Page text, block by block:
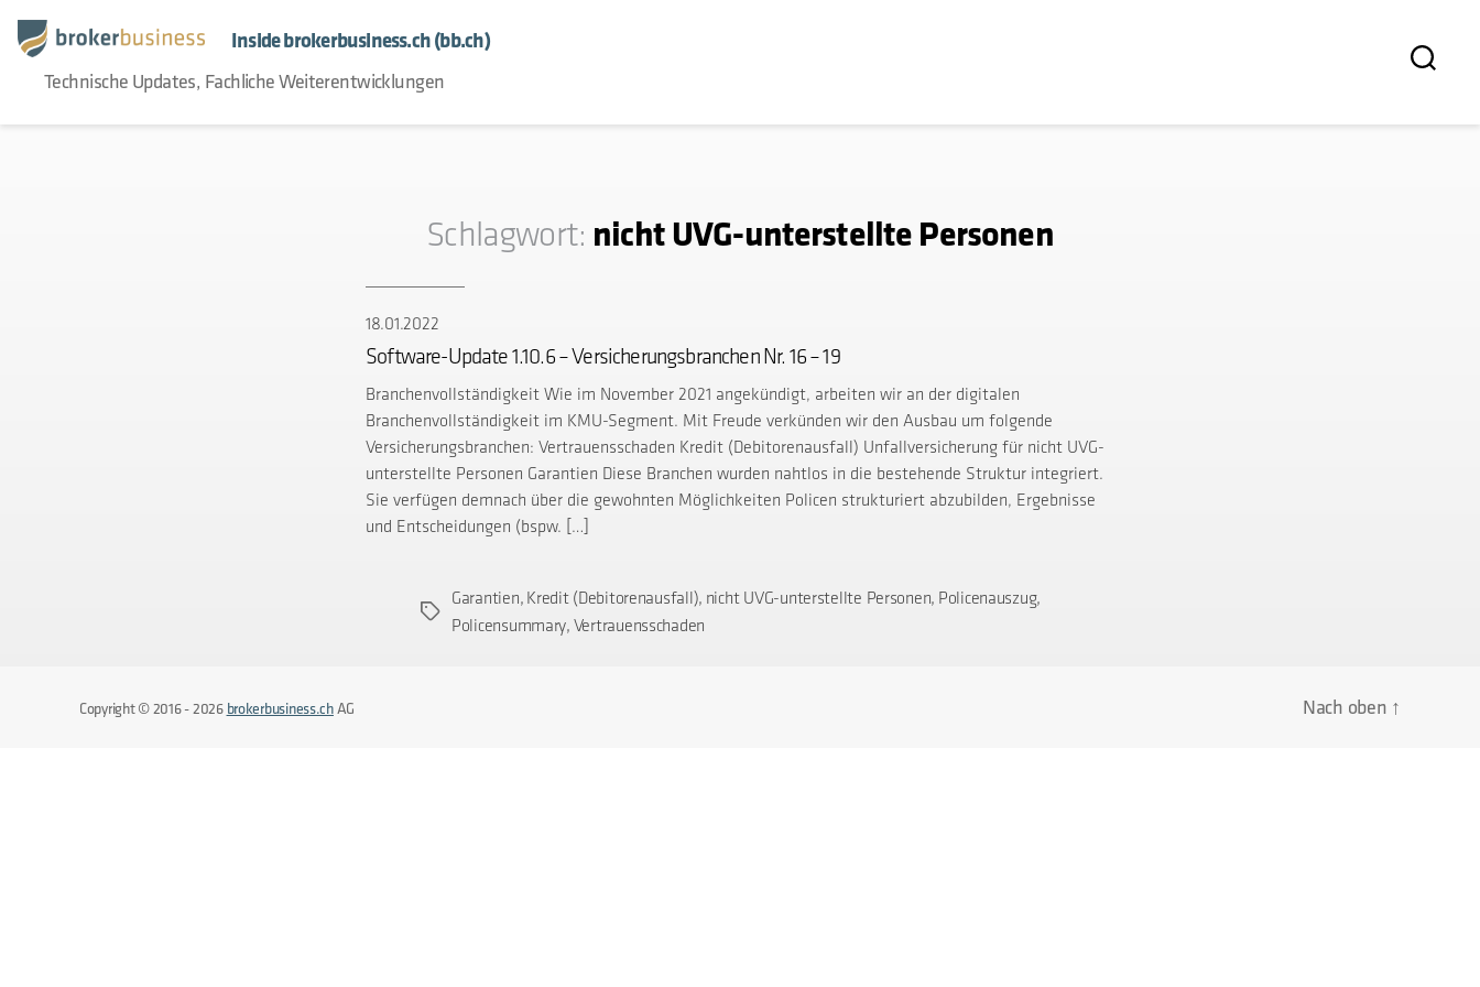
Inside brokerbusiness.ch (bb.ch)
Technische Updates, Fachliche Weiterentwicklungen
Schlagwort: nicht UVG-unterstellte Personen
18.01.2022
Software-Update 1.10.6 – Versicherungsbranchen Nr. 16 – 19
Branchenvollständigkeit Wie im November 2021 angekündigt, arbeiten wir an der digitalen
Branchenvollständigkeit im KMU-Segment. Mit Freude verkünden wir den Ausbau um folgende
Versicherungsbranchen: Vertrauensschaden Kredit (Debitorenausfall) Unfallversicherung für nicht UVG-
unterstellte Personen Garantien Diese Branchen wurden nahtlos in die bestehende Struktur integriert.
Sie verfügen demnach über die gewohnten Möglichkeiten Policen strukturiert abzubilden, Ergebnisse
und Entscheidungen (bspw. […]
Schlagwörter
Garantien, Kredit (Debitorenausfall), nicht UVG-unterstellte Personen, Policenauszug,
Policensummary, Vertrauensschaden
Copyright © 2016 - 2026 brokerbusiness.chAG Nach oben ↑